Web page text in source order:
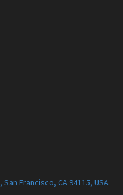
Francisco, CA 94115, USA